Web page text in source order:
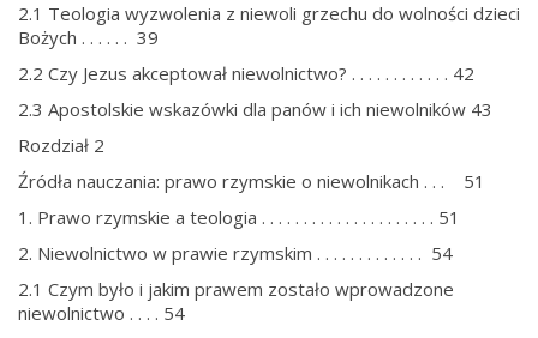
2.1 Teologia wyzwolenia z niewoli grzechu do wolności dzieci
Bożych . . . . . . 39
2.2 Czy Jezus akceptował niewolnictwo? . . . . . . . . . . . . 42
2.3 Apostolskie wskazówki dla panów i ich niewolników 43
Rozdział 2
Źródła nauczania: prawo rzymskie o niewolnikach . . . 51
1. Prawo rzymskie a teologia . . . . . . . . . . . . . . . . . . . . . 51
2. Niewolnictwo w prawie rzymskim . . . . . . . . . . . . . 54
2.1 Czym było i jakim prawem zostało wprowadzone
niewolnictwo . . . . 54